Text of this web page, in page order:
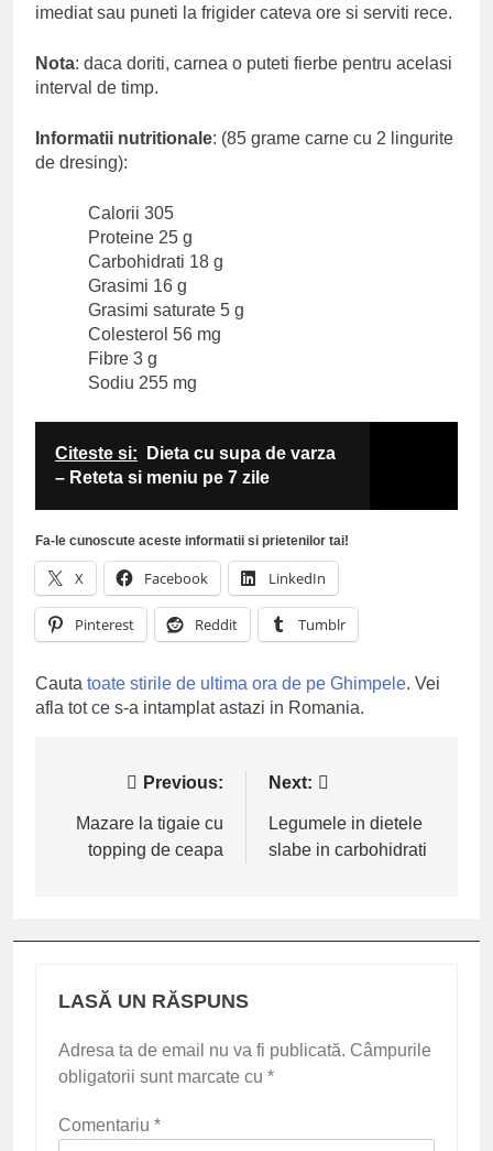
imediat sau puneti la frigider cateva ore si serviti rece.
Nota: daca doriti, carnea o puteti fierbe pentru acelasi
interval de timp.
Informatii nutritionale: (85 grame carne cu 2 lingurite
de dresing):
Calorii 305
Proteine 25 g
Carbohidrati 18 g
Grasimi 16 g
Grasimi saturate 5 g
Colesterol 56 mg
Fibre 3 g
Sodiu 255 mg
Citeste si:
Dieta cu supa de varza
– Reteta si meniu pe 7 zile
Fa-le cunoscute aceste informatii si prietenilor tai!
X Facebook LinkedIn
Pinterest Reddit Tumblr
Cauta toate stirile de ultima ora de pe Ghimpele. Vei
afla tot ce s-a intamplat astazi in Romania.
Navigare
în
articole
Previous:
Mazare la tigaie cu
topping de ceapa
Next:
Legumele in dietele
slabe in carbohidrati
LASĂ UN RĂSPUNS
Adresa ta de email nu va fi publicată. Câmpurile
obligatorii sunt marcate cu *
Comentariu *